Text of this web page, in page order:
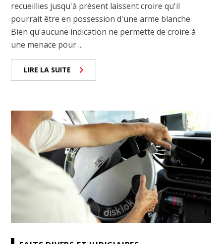
recueillies jusqu'à présent laissent croire qu'il
pourrait être en possession d'une arme blanche.
Bien qu'aucune indication ne permette de croire à
une menace pour ...
LIRE LA SUITE